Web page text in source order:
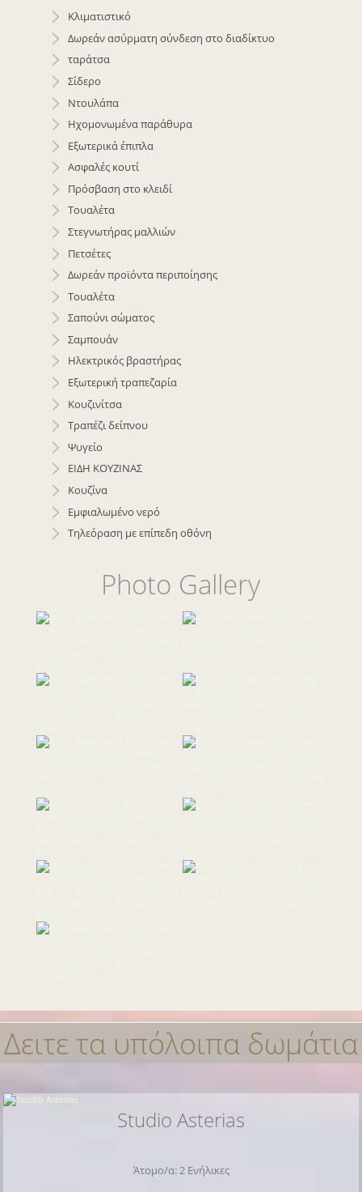
Κλιματιστικό
Δωρεάν ασύρματη σύνδεση στο διαδίκτυο
ταράτσα
Σίδερο
Ντουλάπα
Ηχομονωμένα παράθυρα
Εξωτερικά έπιπλα
Ασφαλές κουτί
Πρόσβαση στο κλειδί
Τουαλέτα
Στεγνωτήρας μαλλιών
Πετσέτες
Δωρεάν προϊόντα περιποίησης
Τουαλέτα
Σαπούνι σώματος
Σαμπουάν
Ηλεκτρικός βραστήρας
Εξωτερική τραπεζαρία
Κουζινίτσα
Τραπέζι δείπνου
Ψυγείο
ΕΙΔΗ ΚΟΥΖΙΝΑΣ
Κουζίνα
Εμφιαλωμένο νερό
Τηλεόραση με επίπεδη οθόνη
Photo Gallery
Δειτε τα υπόλοιπα δωμάτια
Studio Asterias
Άτομο/α: 2 Ενήλικες